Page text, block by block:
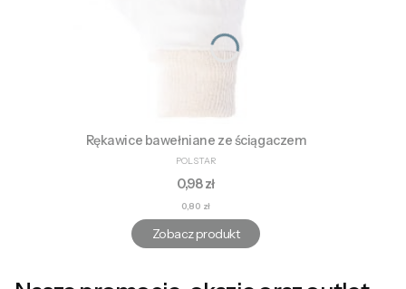
Rękawice bawełniane ze ściągaczem
POLSTAR
Cena
0,98 zł
Cena
0,80 zł
Zobacz produkt